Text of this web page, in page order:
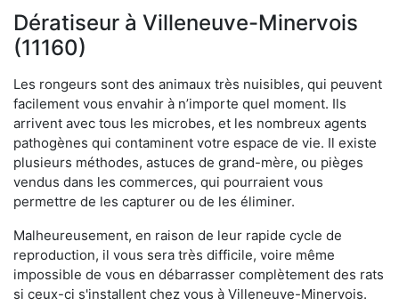
Dératiseur à Villeneuve-Minervois
(11160)
Les rongeurs sont des animaux très nuisibles, qui peuvent
facilement vous envahir à n’importe quel moment. Ils
arrivent avec tous les microbes, et les nombreux agents
pathogènes qui contaminent votre espace de vie. Il existe
plusieurs méthodes, astuces de grand-mère, ou pièges
vendus dans les commerces, qui pourraient vous
permettre de les capturer ou de les éliminer.
Malheureusement, en raison de leur rapide cycle de
reproduction, il vous sera très difficile, voire même
impossible de vous en débarrasser complètement des rats
si ceux-ci s'installent chez vous à Villeneuve-Minervois.